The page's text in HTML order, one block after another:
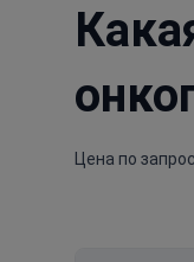
Цена по